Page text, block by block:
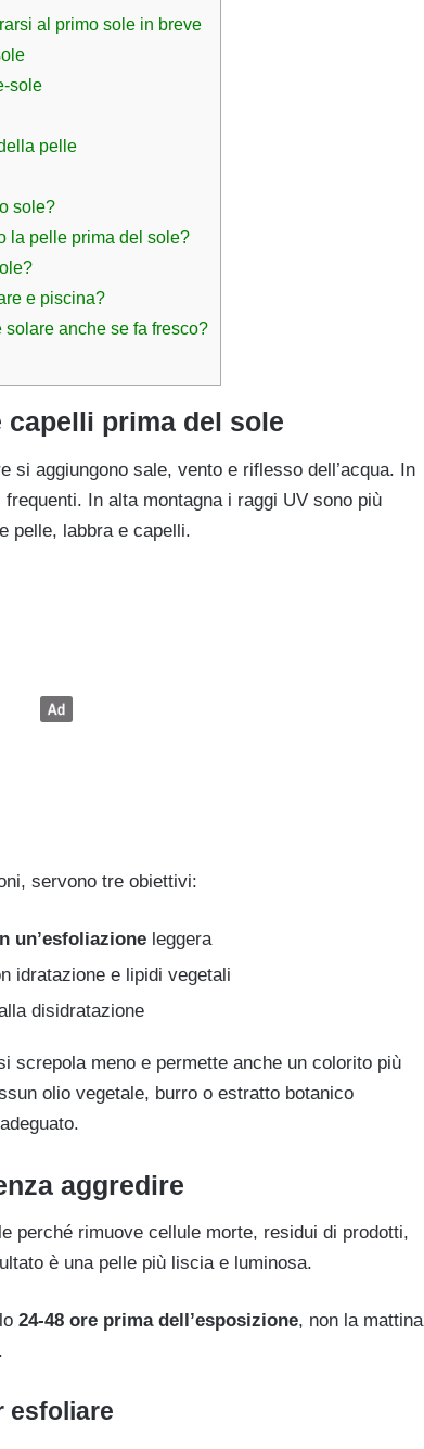
al primo sole in breve
sole
pelle
sole?
la pelle prima del sole?
e piscina?
anche se fa fresco?
capelli prima del sole
si aggiungono sale, vento e riflesso dell’acqua. In
In alta montagna i raggi UV sono più
pelle, labbra e capelli.
servono tre obiettivi:
un’esfoliazione leggera
idratazione e lipidi vegetali
disidratazione
screpola meno e permette anche un colorito più
olio vegetale, burro o estratto botanico
aggredire
perché rimuove cellule morte, residui di prodotti,
è una pelle più liscia e luminosa.
24-48 ore prima dell’esposizione, non la mattina
esfoliare